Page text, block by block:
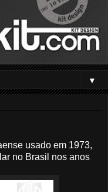
▼
usado em 1973,
no Brasil nos anos